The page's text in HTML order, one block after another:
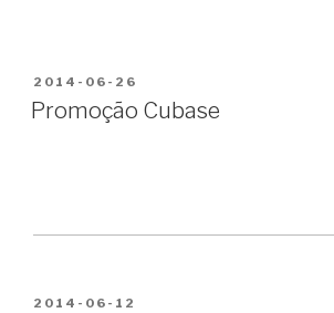
PUBLICADO
EM
2014-06-26
Promoção Cubase
PUBLICADO
2014-06-12